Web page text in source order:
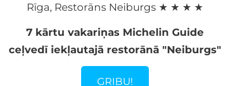
Rīga, Restorāns Neiburgs ★ ★ ★ ★
7 kārtu vakariņas Michelin Guide
ceļvedī iekļautajā restorānā "Neiburgs"
GRIBU!